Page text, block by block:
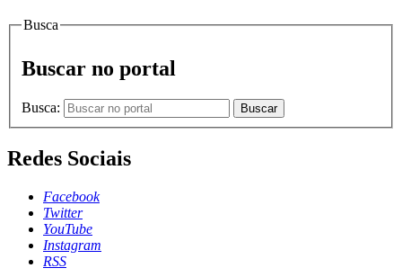
Busca
Buscar no portal
Busca: Buscar
Redes Sociais
Facebook
Twitter
YouTube
Instagram
RSS